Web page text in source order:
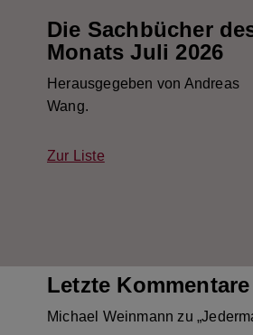
Die Sachbücher
Monats Juli 2026
Herausgegeben von Andreas
Wang.
Zur Liste
Letzte Kommentare
Michael Weinmann zu